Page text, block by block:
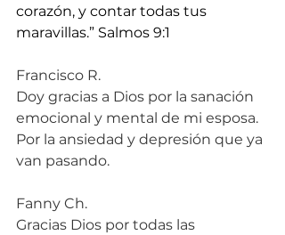
corazón, y contar todas tus
maravillas.” Salmos 9:1
Francisco R.
Doy gracias a Dios por la sanación
emocional y mental de mi esposa.
Por la ansiedad y depresión que ya
van pasando.
Fanny Ch.
Gracias Dios por todas las